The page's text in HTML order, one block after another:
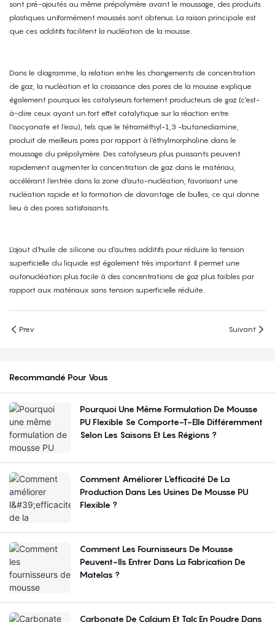
sont pré-ajoutés au même prépolymère avant le moussage, des produits
plastiques uniformément moussés sont obtenus. La raison principale est
que ces additifs facilitent la nucléation de la mousse.
Dans le diagramme, la relation entre les changements de concentration
de gaz, la nucléation et la croissance des pores de la mousse explique
également pourquoi les catalyseurs fortement producteurs de gaz (c'est-
à-dire ceux ayant un fort effet catalytique sur la réaction entre
l'isocyanate et l'eau), tels que le tétraméthyl-1,3 -butanediamine,
produit de meilleurs pores par rapport à l'éthylmorpholine dans le
moussage du prépolymère. Des catalyseurs plus puissants peuvent
rapidement augmenter la concentration de gaz dans le matériau,
accélérant l'entrée dans la zone d'auto-nucléation, favorisant une
nucléation rapide et la formation de davantage de bulles, ce qui donne
lieu à des pores satisfaisants.
L'ajout d'huile de silicone ou d'autres additifs pour réduire la tension
superficielle du liquide est également très important. Il permet une
autonucléation plus facile à des concentrations de gaz plus faibles par
rapport aux matériaux sans tension superficielle réduite.
Prev Suivant
Recommandé Pour Vous
Pourquoi Une Même Formulation De Mousse
PU Flexible Se Comporte-T-Elle Différemment
Selon Les Saisons Et Les Régions ?
Comment Améliorer L'efficacité De La
Production Dans Les Usines De Mousse PU
Flexible ?
Comment Les Fournisseurs De Mousse
Peuvent-Ils Entrer Dans La Fabrication De
Matelas ?
Carbonate De Calcium Et Talc En Poudre Dans